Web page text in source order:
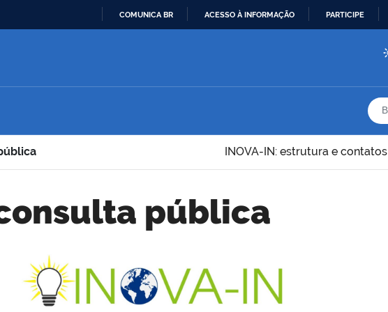
CONTEÚDO
COMUNICA BR ACESSO À INFORMAÇÃO PARTICIPE
INOVA-IN: estrutura e contatos
consulta pública